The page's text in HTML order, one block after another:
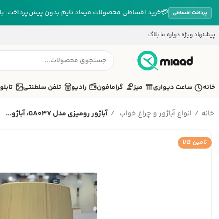
پرداخت اقساطی 💳خرید اقساطی محصولات میعاد تایم بدون پیش‌پرداخت،
پیشنهاد ویژه درباره ما بلاگ
خانه ساعت دیواری میز گرامافون رادیو تلفن سلطنتی تابلو
خانه انواع آباژور و چراغ خواب آباژور رومیزی مدل GA037، آباژو...
تامین کالا